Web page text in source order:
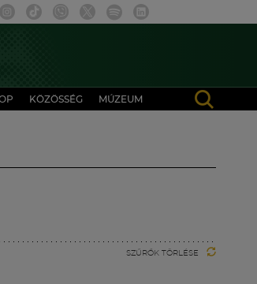
KÖZÖSSÉG MÚZEUM
SZŰRŐK TÖRLÉSE